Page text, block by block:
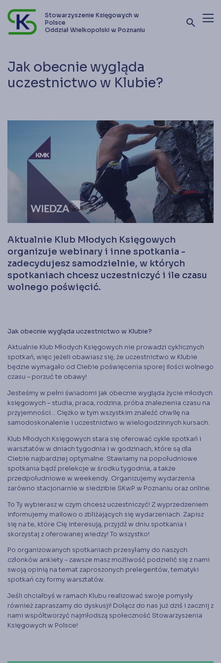
Stowarzyszenie Księgowych w
Polsce
Oddział Wielkopolski w Poznaniu
search
Oferta szkoleniowa
Kontakt
Zostań członkiem SKwP
Księgarnia
Panel członka
Stowarzyszenie Księgowych
w Polsce jest od 1989 r. członkiem
Międzynarodowej Federacji Księgowych (IFAC)
Jak obecnie wygląda
uczestnictwo w Klubie?
Aktualnie Klub Młodych Księgowych
organizuje webinary i inne spotkania -
zadecydujesz samodzielnie, w których
spotkaniach chcesz uczestniczyć i ile czasu
wolnego poświęcić.
Jak obecnie wygląda uczestnictwo w Klubie?
Aktualnie Klub Młodych Księgowych nie prowadzi cyklicznych
spotkań, więc jeżeli obawiasz się, że uczestnictwo w Klubie
będzie wymagało od Ciebie poświęcenia sporej ilości wolnego
czasu – porzuć te obawy!
Jesteśmy w pełni świadomi jak obecnie wygląda życie młodych
księgowych – studia, praca, rodzina, próba znalezienia czasu na
przyjemności… Ciężko w tym wszystkim znaleźć chwilę na
samodoskonalenie i uczestnictwo w wielogodzinnych kursach.
Klub Młodych Księgowych stara się oferować cykle spotkań i
warsztatów w dniach tygodnia i w godzinach, które są dla
Ciebie najbardziej optymalne. Stawiamy na popołudniowe
spotkania bądź prelekcje w środku tygodnia, a także
przedpołudniowe w weekendy. Organizujemy wydarzenia
zarówno stacjonarnie w siedzibie SKwP w Poznaniu oraz online.
To Ty wybierasz w czym chcesz uczestniczyć! Z wyprzedzeniem
informujemy mailowo o zbliżających się wydarzeniach. Zapisz
się na te, które Cię interesują, przyjdź w dniu spotkania i
skorzystaj z oferowanej wiedzy! To wszystko!
Po organizowanych spotkaniach przesyłamy do naszych
członków ankiety – zawsze masz możliwość podzielić się z nami
swoją opinią na temat zaproszonych prelegentów, tematyki
spotkań czy formy warsztatów.
Jeśli chciałbyś w ramach Klubu realizować swoje pomysły
również zapraszamy do dyskusji! Dołącz do nas już dziś i zacznij z
nami współtworzyć najmłodszą społeczność Stowarzyszenia
Księgowych w Polsce!